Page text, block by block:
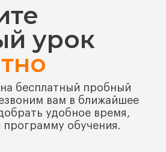
урок
на бесплатный пробный
вам в ближайшее
удобное время,
программу обучения.